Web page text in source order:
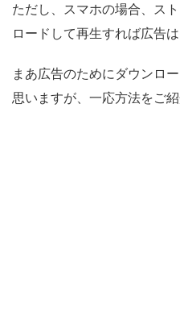
ただし、スマホの場合、ス
ロードして再生すれば広告は
まあ広告のためにダウンロ
思いますが、一応方法をご紹